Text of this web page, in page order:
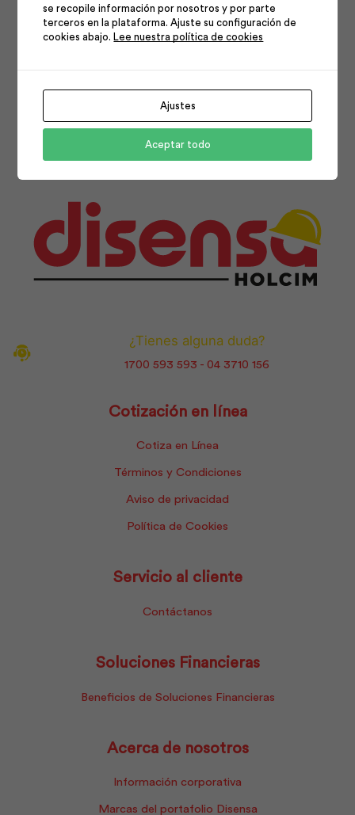
Síguenos en nuestras
redes
FacebookInstagramYoutube
¿Tienes alguna duda?
1700 593 593 - 04 3710 156
Cotización en línea
Cotiza en Línea
Términos y Condiciones
Aviso de privacidad
Política de Cookies
Servicio al cliente
Contáctanos
Soluciones Financieras
Beneficios de Soluciones Financieras
Acerca de nosotros
Información corporativa
Marcas del portafolio Disensa
se recopile información por nosotros y por parte
terceros en la plataforma. Ajuste su configuración de
cookies abajo. Lee nuestra política de cookies
Ajustes
Aceptar todo